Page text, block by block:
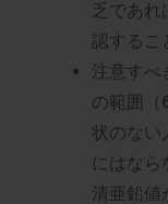
乏であれ
認するこ
注意すべ
の範囲（
状のない
にはなら
清亜鉛値